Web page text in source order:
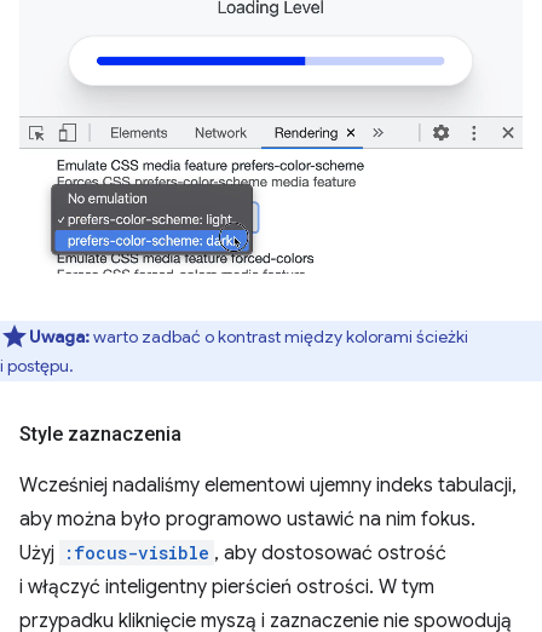
Uwaga:warto zadbać o kontrast między kolorami ścieżki
i postępu.
Style zaznaczenia
Wcześniej nadaliśmy elementowi ujemny indeks tabulacji,
aby można było programowo ustawić na nim fokus.
Użyj
:focus-visible , aby dostosować ostrość
i włączyć inteligentny pierścień ostrości. W tym
przypadku kliknięcie myszą i zaznaczenie nie spowodują